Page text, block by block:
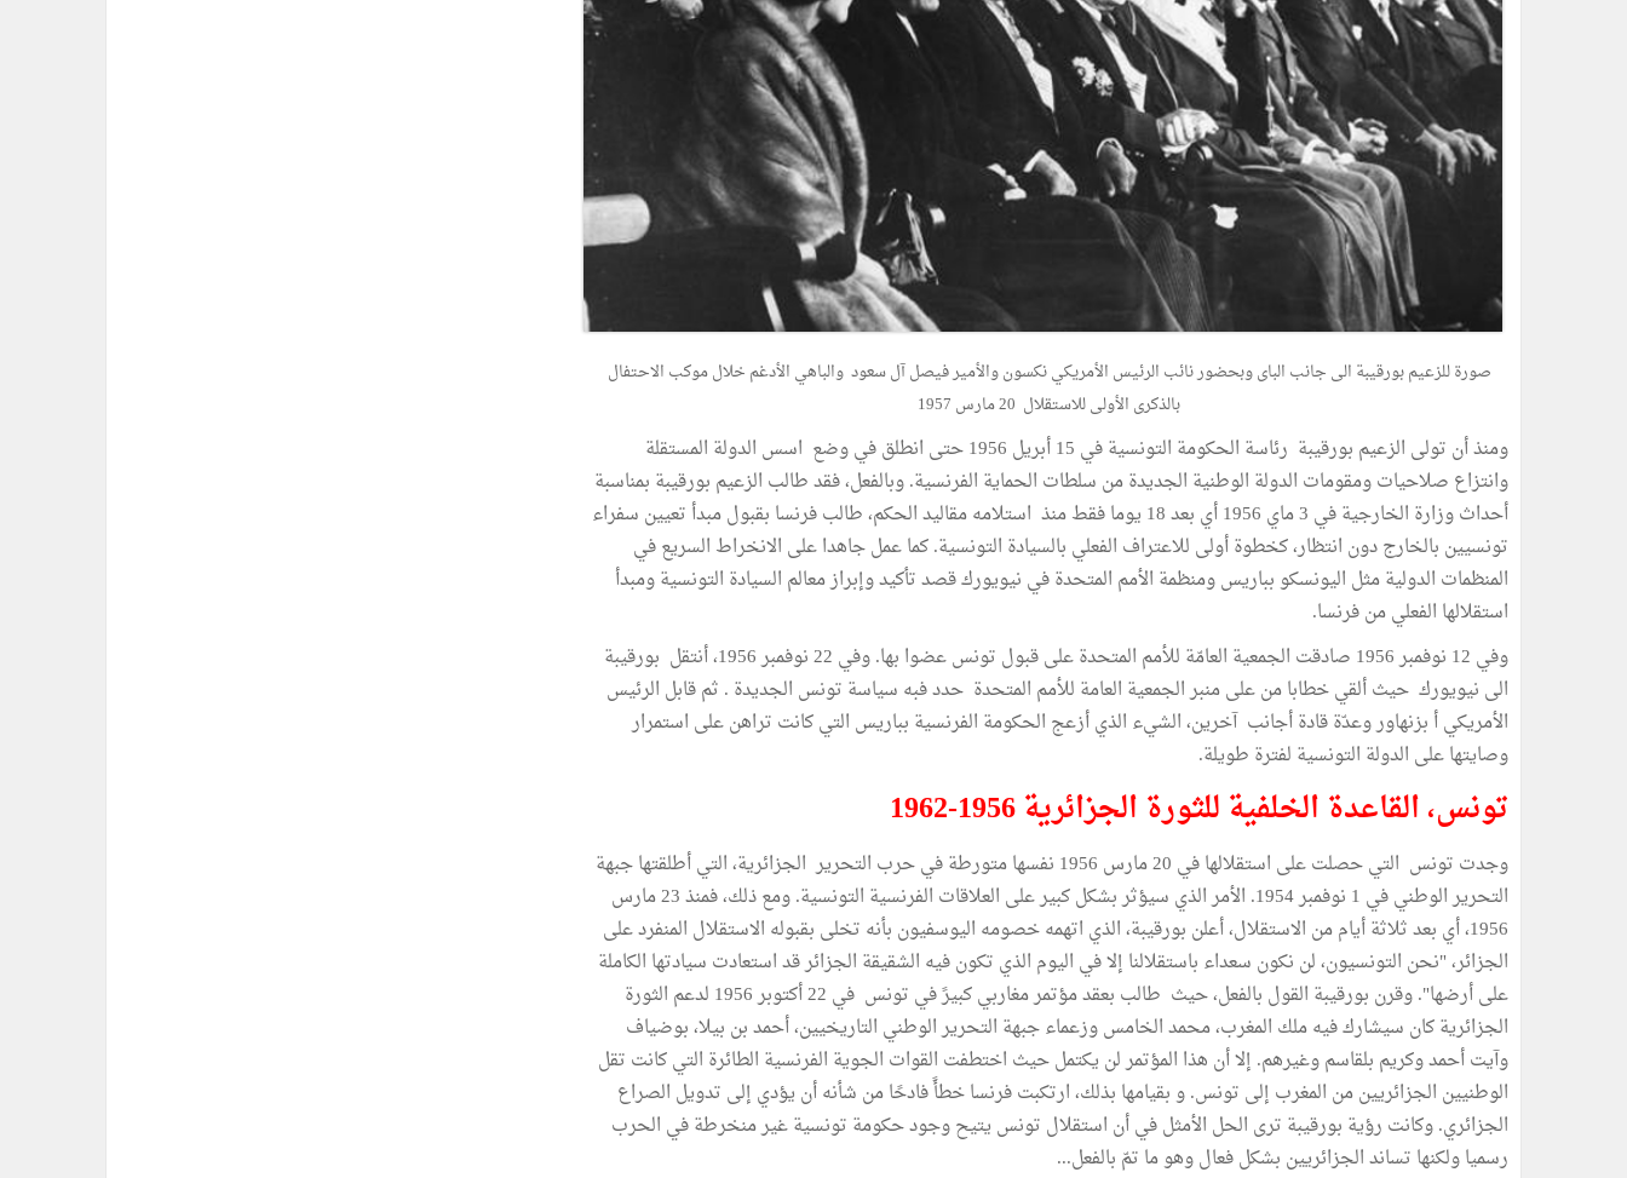
صورة للزعيم بورقيبة الى جانب الباى وبحضور نائب الرئيس الأمريكي نكسون والأمير فيصل آل سعود والباهي الأدغم خلال موكب الاحتفال
بالذكرى الأولى للاستقلال 20 مارس 1957
ومنذ أن تولى الزعيم بورقيبة رئاسة الحكومة التونسية في 15 أبريل 1956 حتى انطلق في وضع اسس الدولة المستقلة
وانتزاع صلاحيات ومقومات الدولة الوطنية الجديدة من سلطات الحماية الفرنسية. وبالفعل، فقد طالب الزعيم بورقيبة بمناسبة
أحداث وزارة الخارجية في 3 ماي 1956 أي بعد 18 يوما فقط منذ استلامه مقاليد الحكم، طالب فرنسا بقبول مبدأ تعيين سفراء
تونسيين بالخارج دون انتظار، كخطوة أولى للاعتراف الفعلي بالسيادة التونسية. كما عمل جاهدا على الانخراط السريع في
المنظمات الدولية مثل اليونسكو بباريس ومنظمة الأمم المتحدة في نيويورك قصد تأكيد وإبراز معالم السيادة التونسية ومبدأ
استقلالها الفعلي من فرنسا.
وفي 12 نوفمبر 1956 صادقت الجمعية العامّة للأمم المتحدة على قبول تونس عضوا بها. وفي 22 نوفمبر 1956، أنتقل بورقيبة
الى نيويورك حيث ألقي خطابا من على منبر الجمعية العامة للأمم المتحدة حدد فبه سياسة تونس الجديدة . ثم قابل الرئيس
الأمريكي أ بزنهاور وعدّة قادة أجانب آخرين، الشيء الذي أزعج الحكومة الفرنسية بباريس التي كانت تراهن على استمرار
وصايتها على الدولة التونسية لفترة طويلة.
تونس، القاعدة الخلفية للثورة الجزائرية 1956-1962
وجدت تونس التي حصلت على استقلالها في 20 مارس 1956 نفسها متورطة في حرب التحرير الجزائرية، التي أطلقتها جبهة
التحرير الوطني في 1 نوفمبر 1954. الأمر الذي سيؤثر بشكل كبير على العلاقات الفرنسية التونسية. ومع ذلك، فمنذ 23 مارس
1956، أي بعد ثلاثة أيام من الاستقلال، أعلن بورقيبة، الذي اتهمه خصومه اليوسفيون بأنه تخلى بقبوله الاستقلال المنفرد على
الجزائر، "نحن التونسيون، لن نكون سعداء باستقلالنا إلا في اليوم الذي تكون فيه الشقيقة الجزائر قد استعادت سيادتها الكاملة
على أرضها". وقرن بورقيبة القول بالفعل، حيث طالب بعقد مؤتمر مغاربي كبيرً في تونس في 22 أكتوبر 1956 لدعم الثورة
الجزائرية كان سيشارك فيه ملك المغرب، محمد الخامس وزعماء جبهة التحرير الوطني التاريخيين، أحمد بن بيلا، بوضياف
وآيت أحمد وكريم بلقاسم وغيرهم. إلا أن هذا المؤتمر لن يكتمل حيث اختطفت القوات الجوية الفرنسية الطائرة التي كانت تقل
الوطنيين الجزائريين من المغرب إلى تونس. و بقيامها بذلك، ارتكبت فرنسا خطأً فادحًا من شأنه أن يؤدي إلى تدويل الصراع
الجزائري. وكانت رؤية بورقيبة ترى الحل الأمثل في أن استقلال تونس يتيح وجود حكومة تونسية غير منخرطة في الحرب
رسميا ولكنها تساند الجزائريين بشكل فعال وهو ما تمّ بالفعل...